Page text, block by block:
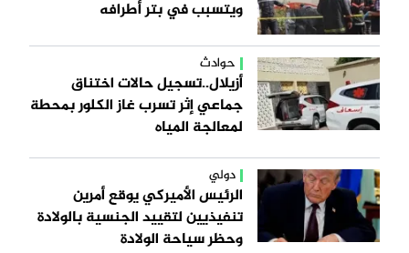
ويتسبب في بتر أطرافه
حوادث
أزيلال..تسجيل حالات اختناق
جماعي إثر تسرب غاز الكلور بمحطة
لمعالجة المياه
دولي
الرئيس الأميركي يوقع أمرين
تنفيذيين لتقييد الجنسية بالولادة
وحظر سياحة الولادة